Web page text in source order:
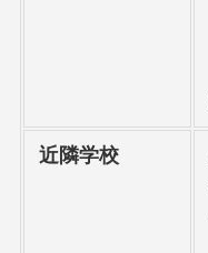
近隣学校